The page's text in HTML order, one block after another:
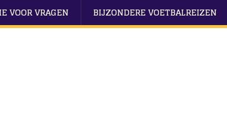
VOOR VRAGEN BIJZONDERE VOETBALREIZEN